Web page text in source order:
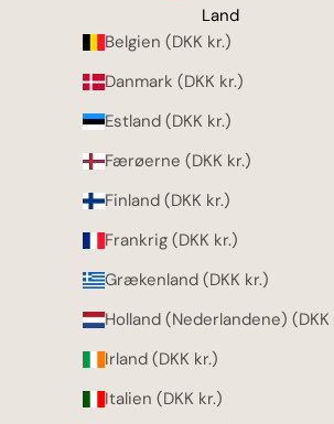
Land
Belgien (DKK kr.)
Danmark (DKK kr.)
Estland (DKK kr.)
Færøerne (DKK kr.)
Finland (DKK kr.)
Frankrig (DKK kr.)
Grækenland (DKK kr.)
Irland (DKK kr.)
Italien (DKK kr.)